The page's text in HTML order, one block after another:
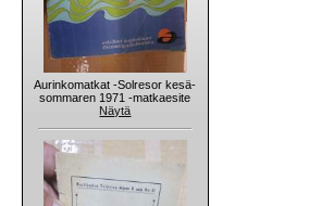
Aurinkomatkat -Solresor kesä-
sommaren 1971 -matkaesite
Näytä